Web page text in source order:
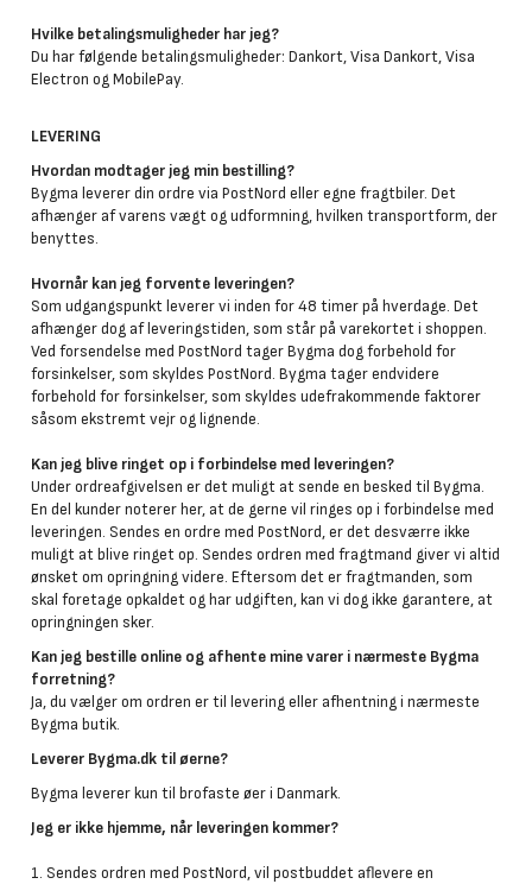
Hvilke betalingsmuligheder har jeg?
Du har følgende betalingsmuligheder: Dankort, Visa Dankort, Visa
Electron og MobilePay.
LEVERING
Hvordan modtager jeg min bestilling?
Bygma leverer din ordre via PostNord eller egne fragtbiler. Det
afhænger af varens vægt og udformning, hvilken transportform, der
benyttes.
Hvornår kan jeg forvente leveringen?
Som udgangspunkt leverer vi inden for 48 timer på hverdage. Det
afhænger dog af leveringstiden, som står på varekortet i shoppen.
Ved forsendelse med PostNord tager Bygma dog forbehold for
forsinkelser, som skyldes PostNord. Bygma tager endvidere
forbehold for forsinkelser, som skyldes udefrakommende faktorer
såsom ekstremt vejr og lignende.
Kan jeg blive ringet op i forbindelse med leveringen?
Under ordreafgivelsen er det muligt at sende en besked til Bygma.
En del kunder noterer her, at de gerne vil ringes op i forbindelse med
leveringen. Sendes en ordre med PostNord, er det desværre ikke
muligt at blive ringet op. Sendes ordren med fragtmand giver vi altid
ønsket om opringning videre. Eftersom det er fragtmanden, som
skal foretage opkaldet og har udgiften, kan vi dog ikke garantere, at
opringningen sker.
Kan jeg bestille online og afhente mine varer i nærmeste Bygma
forretning?
Ja, du vælger om ordren er til levering eller afhentning i nærmeste
Bygma butik.
Leverer Bygma.dk til øerne?
Bygma leverer kun til brofaste øer i Danmark.
Jeg er ikke hjemme, når leveringen kommer?
1. Sendes ordren med PostNord, vil postbuddet aflevere en